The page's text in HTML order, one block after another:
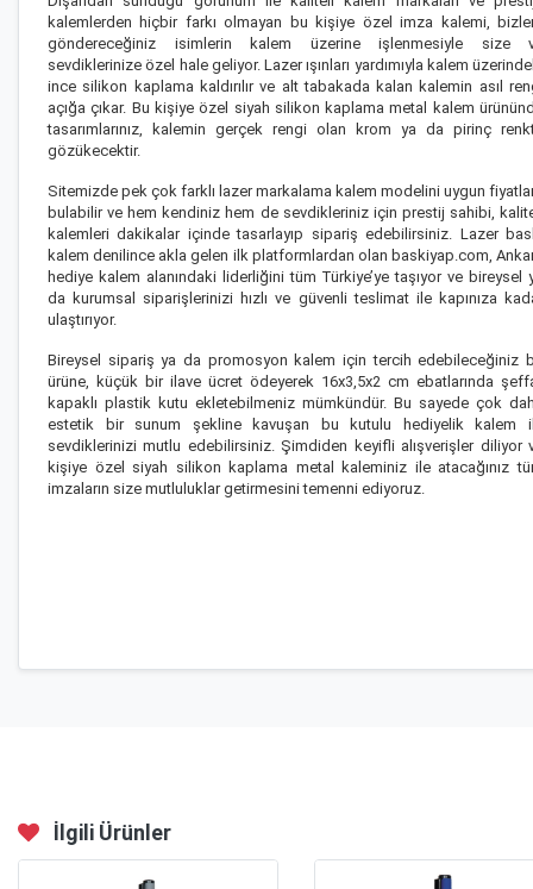
kalemlerden hiçbir farkı olmayan bu kişiye özel imza kalemi,
göndereceğiniz isimlerin kalem üzerine işlenmesiyle size
sevdiklerinize özel hale geliyor. Lazer ışınları yardımıyla kalem
ince silikon kaplama kaldırılır ve alt tabakada kalan kalemin asıl
açığa çıkar. Bu kişiye özel siyah silikon kaplama metal kalem
tasarımlarınız, kalemin gerçek rengi olan krom ya da pirinç
gözükecektir.
Sitemizde pek çok farklı lazer markalama kalem modelini uygun
bulabilir ve hem kendiniz hem de sevdikleriniz için prestij sahibi,
kalemleri dakikalar içinde tasarlayıp sipariş edebilirsiniz. Lazer
kalem denilince akla gelen ilk platformlardan olan baskiyap.com,
hediye kalem alanındaki liderliğini tüm Türkiye’ye taşıyor ve bireysel
da kurumsal siparişlerinizi hızlı ve güvenli teslimat ile kapınıza
ulaştırıyor.
Bireysel sipariş ya da promosyon kalem için tercih edebileceğiniz
ürüne, küçük bir ilave ücret ödeyerek 16x3,5x2 cm ebatlarında
kapaklı plastik kutu ekletebilmeniz mümkündür. Bu sayede çok
estetik bir sunum şekline kavuşan bu
kutulu hediyelik kalem
sevdiklerinizi mutlu edebilirsiniz. Şimdiden keyifli alışverişler diliyor
kişiye özel siyah silikon kaplama metal kaleminiz ile atacağınız
imzaların size mutluluklar getirmesini temenni ediyoruz.
İlgili Ürünler